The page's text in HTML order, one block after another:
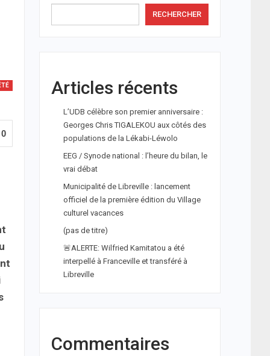
0
RECHERCHER
Articles récents
L’UDB célèbre son premier anniversaire :
Georges Chris TIGALEKOU aux côtés des
populations de la Lékabi-Léwolo
EEG / Synode national : l’heure du bilan, le
vrai débat
Municipalité de Libreville : lancement
officiel de la première édition du Village
culturel vacances
(pas de titre)
🚨ALERTE: Wilfried Kamitatou a été
interpellé à Franceville et transféré à
Libreville
Commentaires